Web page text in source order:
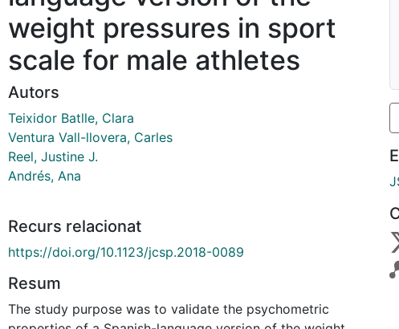
weight pressures in sport
scale for male athletes
Autors
Teixidor Batlle, Clara
Ventura Vall-llovera, Carles
Reel, Justine J.
Andrés, Ana
Recurs relacionat
https://doi.org/10.1123/jcsp.2018-0089
Resum
The study purpose was to validate the psychometric